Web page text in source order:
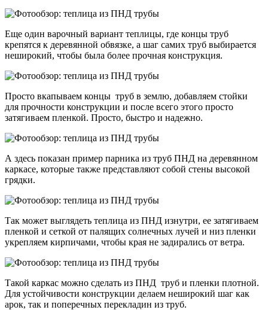
Еще один варочный вариант теплицы, где концы труб
крепятся к деревянной обвязке, а шаг самих труб выбирается
неширокий, чтобы была более прочная конструкция.
Просто вкапываем концы труб в землю, добавляем стойки
для прочности конструкции и после всего этого просто
затягиваем пленкой. Просто, быстро и надежно.
А здесь показан пример парника из труб ПНД на деревянном
каркасе, которые также представляют собой стены высокой
грядки.
Так может выглядеть теплица из ПНД изнутри, ее затягиваем
пленкой и сеткой от палящих солнечных лучей и низ пленки
укрепляем кирпичами, чтобы края не задирались от ветра.
Такой каркас можно сделать из ПНД труб и пленки плотной.
Для устойчивости конструкции делаем неширокий шаг как
арок, так и поперечных перекладин из труб.